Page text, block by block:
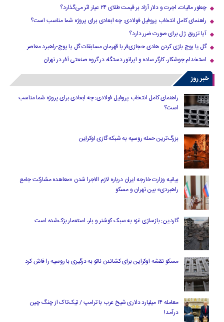
چطور مالیات، اجرت و دلار آزاد بر قیمت طلای ۲۴ عیار اثر می‌گذارد؟
راهنمای کامل انتخاب پروفیل فولادی: چه ابعادی برای پروژه شما مناسب است؟
آیا تزریق ژل برای صورت ضرر دارد​؟
گل یا پوچ بازی کردن هادی حجازی‌فر با قهرمان مسابقات گل یا پوچ-راهبرد معاصر
استخدام جوشکار، کارگر ساده و اپراتور دستگاه در گروه صنعتی آفر در تهران
خبر روز
راهنمای کامل انتخاب پروفیل فولادی: چه ابعادی برای پروژه شما مناسب
است؟
بزرگ‌ترین حمله روسیه به شبکه گازی اوکراین
بیانیه وزارت خارجه ایران درباره لازم‌ الاجرا شدن «معاهده مشارکت جامع
راهبردی» بین تهران و مسکو
گاردین: بازسازی غزه به سبک کوشنر و بلر، استعمار بزک‌شده است
مسکو نقشه اوکراین برای کشاندن ناتو به درگیری با روسیه را فاش کرد
معامله ۱۴ میلیارد دلاری شیخ عرب با ترامپ / تیک‌تاک از چنگ چین
درآمد!